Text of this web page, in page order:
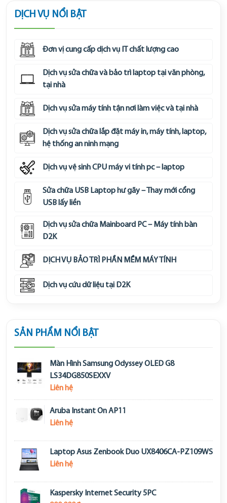
DỊCH VỤ NỔI BẬT
Đơn vị cung cấp dịch vụ IT chất lượng cao
Dịch vụ sửa chữa và bảo trì laptop tại văn phòng,
tại nhà
Dịch vụ sửa máy tính tận nơi làm việc và tại nhà
Dịch vụ sửa chữa lắp đặt máy in, máy tính, laptop,
hệ thống an ninh mạng
Dịch vụ vệ sinh CPU máy vi tính pc – laptop
Sửa chữa USB Laptop hư gãy – Thay mới cổng
USB lấy liền
Dịch vụ sửa chữa Mainboard PC – Máy tính bàn
D2K
DỊCH VỤ BẢO TRÌ PHẦN MỀM MÁY TÍNH
Dịch vụ cứu dữ liệu tại D2K
SẢN PHẨM NỔI BẬT
Màn Hình Samsung Odyssey OLED G8
LS34DG850SEXXV
Liên hệ
Aruba Instant On AP11
Liên hệ
Laptop Asus Zenbook Duo UX8406CA-PZ109WS
Liên hệ
Kaspersky Internet Security 5PC